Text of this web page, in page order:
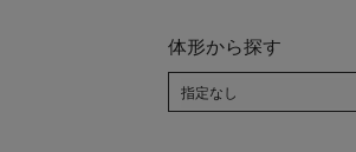
体形から探す